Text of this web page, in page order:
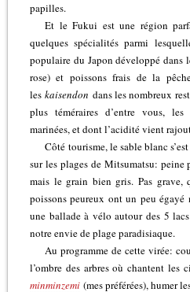
papilles.
Et le Fukui est une région
quelques spécialités parmi
populaire du Japon développé
rose) et poissons frais de la
leskaisendon dans les nombreux
plus téméraires d’entre vous,
marinées, et dont l’acidité vient
Côté tourisme, le sable blanc
sur les plages de Mitsumatsu: peine
mais le grain bien gris. Pas grave,
poissons peureux ont un peu
une ballade à vélo autour des 5
notre envie de plage paradisiaque.
Au programme de cette virée:
l’ombre des arbres où chantent les
minminzemi(mes préférées), humer